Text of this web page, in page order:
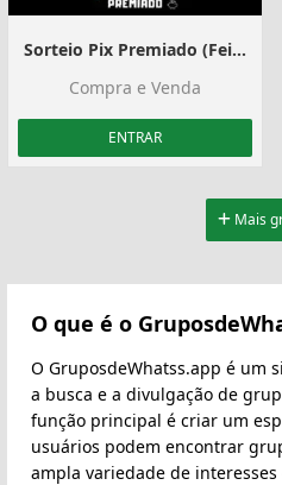
Sorteio Pix Premiado (Feijó)
Compra e Venda
ENTRAR
Mais
O que é o
O GruposdeWhatss.app é um
a busca e a divulgação de
função principal é criar um
usuários podem encontrar
ampla variedade de interesses